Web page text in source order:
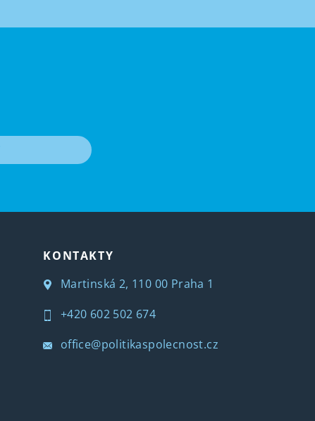
KONTAKTY
Martinská 2, 110 00 Praha 1
+420 602 502 674
office@politikaspolecnost.cz